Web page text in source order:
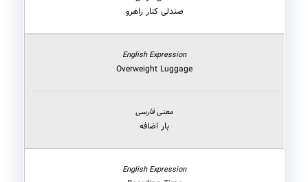
صندلی کنار راهرو
Overweight Luggage
بار اضافه